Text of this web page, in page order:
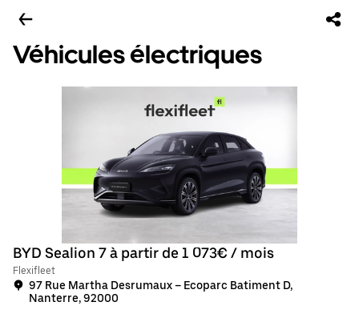
Véhicules électriques
BYD Sealion 7 à partir de 1 073€ / mois
Flexifleet
97 Rue Martha Desrumaux – Ecoparc Batiment D,
Nanterre, 92000